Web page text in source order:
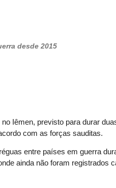
desde 2015
Iêmen, previsto para durar
com as forças sauditas.
entre países em guerra
ainda não foram registrados